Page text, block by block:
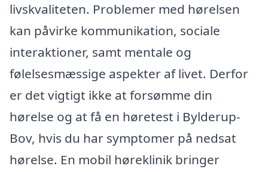
livskvaliteten. Problemer med hørelsen
kan påvirke kommunikation, sociale
interaktioner, samt mentale og
følelsesmæssige aspekter af livet. Derfor
er det vigtigt ikke at forsømme din
hørelse og at få en høretest i Bylderup-
Bov, hvis du har symptomer på nedsat
hørelse. En mobil høreklinik bringer